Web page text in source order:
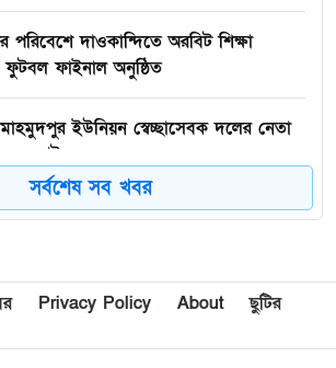
দাওকান্দিতে অরবিট শিক্ষা
ফুটবল ফাইনাল অনুষ্ঠিত
ইউনিয়ন স্বেচ্ছাসেবক দলের নেতা
আটক-২
ছাড়া থার্ড টার্মিনাল কি সত্যিই জিরো?
অভিযোগে ‘দৈনিক অভিযোগ বার্তা’র
শামীম আহমদকে বহিষ্কার
সর্বশেষ সব খবর
Privacy Policy About
ছুটির